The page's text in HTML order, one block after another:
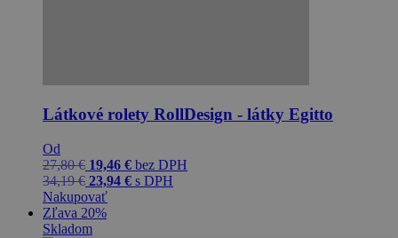
Látkové rolety RollDesign - látky Egitto
Od
27,80€ 19,46 € bez DPH
34,19€ 23,94 € s DPH
Nakupovať
Zľava 20%
Skladom